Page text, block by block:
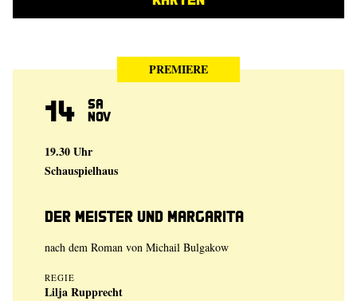
PREMIERE
14 Sa
Nov
19.30 Uhr
Schauspielhaus
Der Meister und Margarita
nach dem Roman von Michail Bulgakow
REGIE
Lilja Rupprecht